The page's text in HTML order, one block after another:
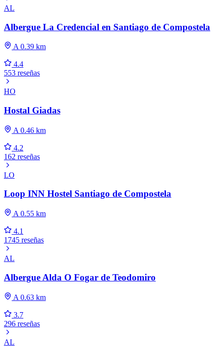
AL
Albergue La Credencial en Santiago de Compostela
A 0.39 km
4.4
553 reseñas
HO
Hostal Giadas
A 0.46 km
4.2
162 reseñas
LO
Loop INN Hostel Santiago de Compostela
A 0.55 km
4.1
1745 reseñas
AL
Albergue Alda O Fogar de Teodomiro
A 0.63 km
3.7
296 reseñas
AL